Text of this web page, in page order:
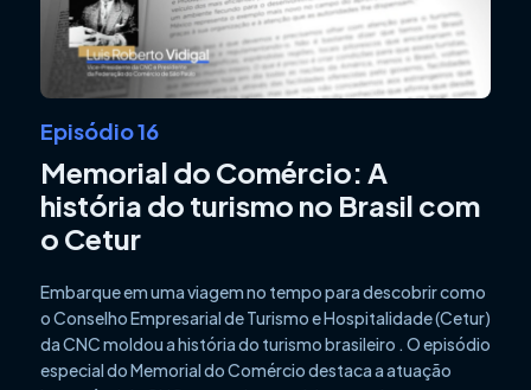
Episódio 16
Memorial do Comércio: A
história do turismo no Brasil com
o Cetur
Embarque em uma viagem no tempo para descobrir como
o Conselho Empresarial de Turismo e Hospitalidade (Cetur)
da CNC moldou a história do turismo brasileiro . O episódio
especial do Memorial do Comércio destaca a atuação